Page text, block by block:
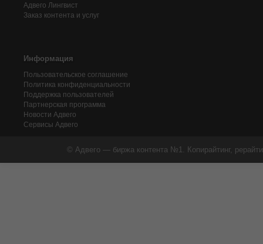
Адвего Лингвист
Заказ контента и услуг
Информация
Пользовательское соглашение
Политика конфиденциальности
Поддержка пользователей
Партнерская программа
Новости Адвего
Сервисы Адвего
© Адвего — биржа контента №1. Копирайтинг,